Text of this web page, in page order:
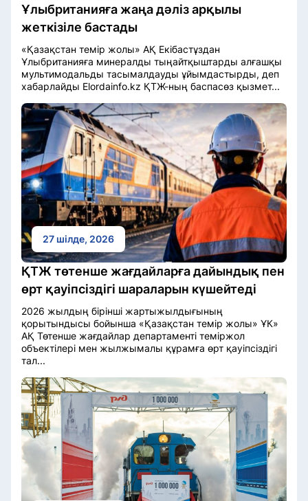
Ұлыбританияға жаңа дәліз арқылы
жеткізіле бастады
«Қазақстан темір жолы» АҚ Екібастұздан
Ұлыбританияға минералды тыңайтқыштарды алғашқы
мультимодальды тасымалдауды ұйымдастырды, деп
хабарлайды Elordainfo.kz ҚТЖ-ның баспасөз қызмет...
27 шілде, 2026
ҚТЖ төтенше жағдайларға дайындық пен
өрт қауіпсіздігі шараларын күшейтеді
2026 жылдың бірінші жартыжылдығының
қорытындысы бойынша «Қазақстан темір жолы» ҰК»
АҚ Төтенше жағдайлар департаменті теміржол
объектілері мен жылжымалы құрамға өрт қауіпсіздігі
тал...